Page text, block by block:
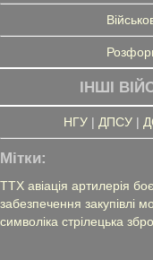
ІНШІ
НГУ| ДПСУ|
Мітки:
ТТХ авіація артилерія
забезпечення закупівлі
символіка стрілецька